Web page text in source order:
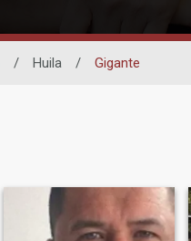
/ Huila / Gigante